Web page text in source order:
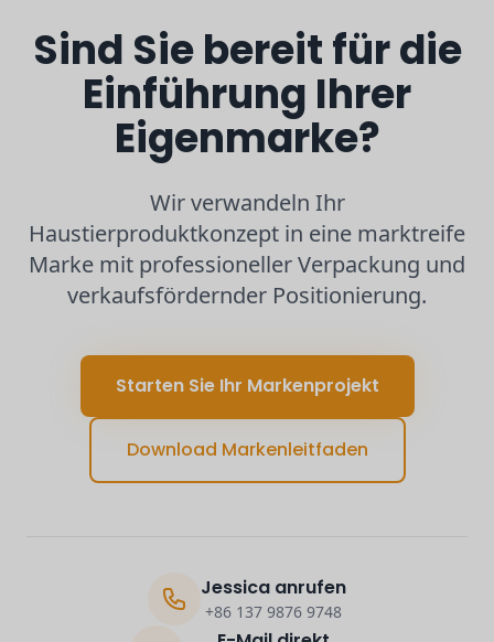
Sind Sie bereit für die
Einführung Ihrer
Eigenmarke?
Wir verwandeln Ihr
Haustierproduktkonzept in eine marktreife
Marke mit professioneller Verpackung und
verkaufsfördernder Positionierung.
Starten Sie Ihr Markenprojekt
Download Markenleitfaden
Jessica anrufen
+86 137 9876 9748